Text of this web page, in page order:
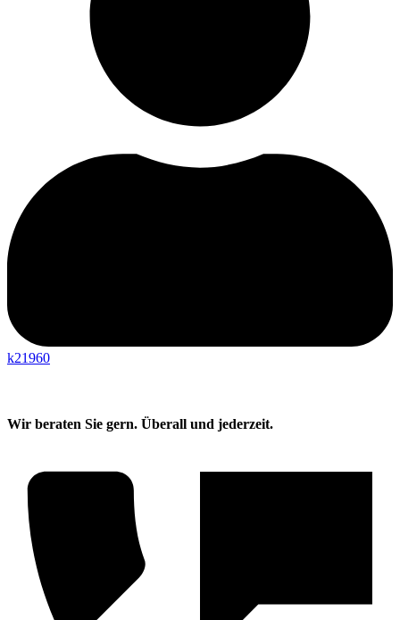
k21960
Wir beraten Sie gern. Überall und jederzeit.